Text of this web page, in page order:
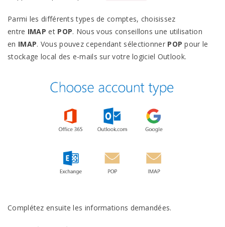
Parmi les différents types de comptes, choisissez
entre IMAP et POP. Nous vous conseillons une utilisation
en IMAP. Vous pouvez cependant sélectionner POP pour le
stockage local des e-mails sur votre logiciel Outlook.
Complétez ensuite les informations demandées.